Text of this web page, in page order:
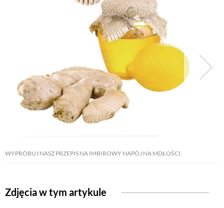
WYPRÓBUJ NASZ PRZEPIS NA IMBIROWY NAPÓJ NA MDŁOŚCI.
Zdjęcia w tym artykule